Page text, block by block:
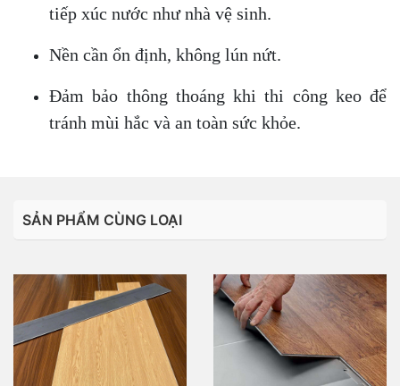
tiếp xúc nước như nhà vệ sinh.
Nền cần ổn định, không lún nứt.
Đảm bảo thông thoáng khi thi công keo để
tránh mùi hắc và an toàn sức khỏe.
SẢN PHẨM CÙNG LOẠI